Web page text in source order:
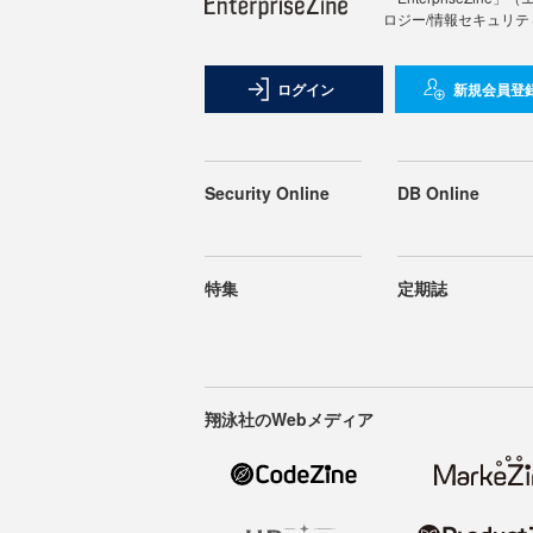
ロジー/情報セキュリ
ログイン 新規会員登
Security Online DB Online
特集 定期誌
翔泳社のWebメディア